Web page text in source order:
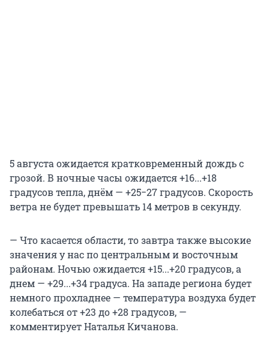
5 августа ожидается кратковременный дождь с
грозой. В ночные часы ожидается +16...+18
градусов тепла, днём — +25−27 градусов. Скорость
ветра не будет превышать 14 метров в секунду.
— Что касается области, то завтра также высокие
значения у нас по центральным и восточным
районам. Ночью ожидается +15...+20 градусов, а
днем — +29...+34 градуса. На западе региона будет
немного прохладнее — температура воздуха будет
колебаться от +23 до +28 градусов, —
комментирует Наталья Кичанова.